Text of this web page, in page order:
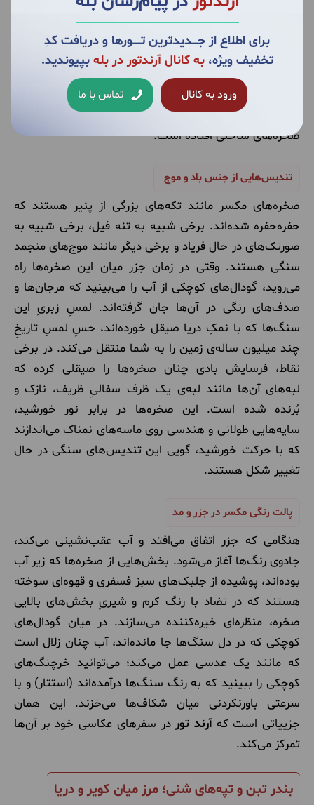
برای اطلاع از جــــدیدترین تــــــورها و دریافت کدِ
تخفیف ویژه،به کانال آرندتور در بله بپیوندید.
ورود به کانال تماس با ما
کمی دورتر از عسلویه، به ساحلی می‌رسیم که نامش برازنده
آن است: «مکسر» به معنای شکسته شده. هنگامی که به
لبه‌ی ساحل مکسر می‌رسید، گویی از مرز واقعیت عبور کرده و
به درون یک تابلوی «سوررئال» قدم گذاشته‌اید. اینجا،
طبیعت قلم‌موی خود را کنار گذاشته و با تیشه به جانِ
صخره‌های ساحلی افتاده است.
تندیس‌هایی از جنس باد و موج
صخره‌های مکسر مانند تکه‌های بزرگی از پنیر هستند که
حفره‌حفره شده‌اند. برخی شبیه به تنه فیل، برخی شبیه به
صورتک‌های در حال فریاد و برخی دیگر مانند موج‌های منجمد
سنگی هستند. وقتی در زمان جزر میان این صخره‌ها راه
می‌روید، گودال‌های کوچکی از آب را می‌بینید که مرجان‌ها و
صدف‌های رنگی در آن‌ها جان گرفته‌اند. لمسِ زبریِ این
سنگ‌ها که با نمکِ دریا صیقل خورده‌اند، حسِ لمسِ تاریخِ
چند میلیون ساله‌ی زمین را به شما منتقل می‌کند. در برخی
نقاط، فرسایش بادی چنان صخره‌ها را صیقلی کرده که
لبه‌های آن‌ها مانند لبه‌ی یک ظرف سفالیِ ظریف، نازک و
بُرنده شده است. این صخره‌ها در برابر نور خورشید،
سایه‌هایی طولانی و هندسی روی ماسه‌های نمناک می‌اندازند
که با حرکت خورشید، گویی این تندیس‌های سنگی در حال
تغییر شکل هستند.
پالت رنگی مکسر در جزر و مد
هنگامی که جزر اتفاق می‌افتد و آب عقب‌نشینی می‌کند،
جادوی رنگ‌ها آغاز می‌شود. بخش‌هایی از صخره‌ها که زیر آب
بوده‌اند، پوشیده از جلبک‌های سبز فسفری و قهوه‌ای سوخته
هستند که در تضاد با رنگ کرم و شیریِ بخش‌های بالایی
صخره، منظره‌ای خیره‌کننده می‌سازند. در میان گودال‌های
کوچکی که در دل سنگ‌ها جا مانده‌اند، آب چنان زلال است
که مانند یک عدسی عمل می‌کند؛ می‌توانید خرچنگ‌های
کوچکی را ببینید که به رنگ سنگ‌ها درآمده‌اند (استتار) و با
سرعتی باورنکردنی میان شکاف‌ها می‌خزند. این همان
جزییاتی است کهآرند تور در سفرهای عکاسی خود بر آن‌ها
تمرکز می‌کند.
بندر تبن و تپه‌های شنی؛ مرز میان کویر و دریا